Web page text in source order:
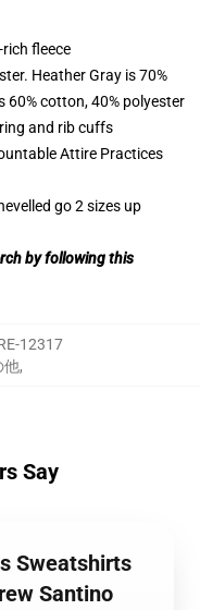
fleece
Heather Gray is 70%
60% cotton, 40% polyester
and rib cuffs
Attire Practices
go 2 sizes up
by following this
12317
他,
Say
Sweatshirts
Santino